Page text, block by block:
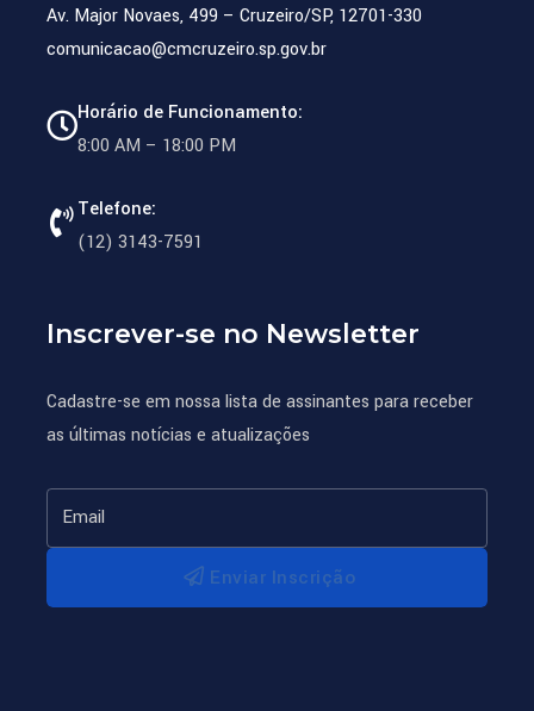
Av. Major Novaes, 499 – Cruzeiro/SP, 12701-330
comunicacao@cmcruzeiro.sp.gov.br
Horário de Funcionamento:
8:00 AM – 18:00 PM
Telefone:
(12) 3143-7591
Inscrever-se no Newsletter
Cadastre-se em nossa lista de assinantes para receber
as últimas notícias e atualizações
Enviar Inscrição